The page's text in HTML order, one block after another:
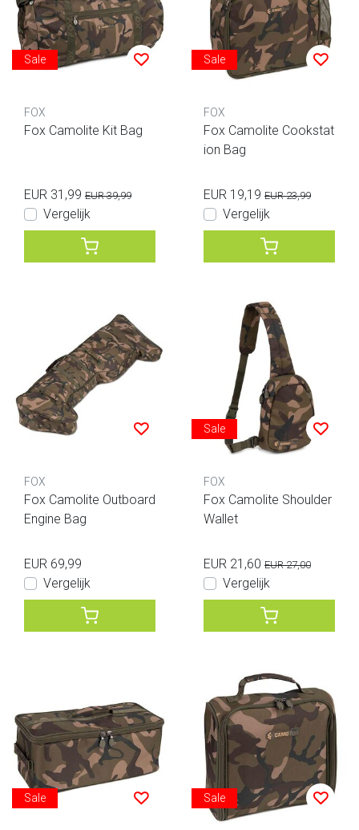
Sale
FOX
Fox Camolite Kit Bag
EUR 31,99 EUR 39,99
Vergelijk
Sale
FOX
Fox Camolite Cookstat
ion Bag
EUR 19,19 EUR 23,99
Vergelijk
FOX
Fox Camolite Outboard
Engine Bag
EUR 69,99
Vergelijk
Sale
FOX
Fox Camolite Shoulder
Wallet
EUR 21,60 EUR 27,00
Vergelijk
Sale Sale